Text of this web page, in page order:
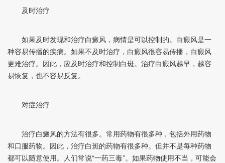
及时治疗
如果及时发现和治疗白癜风，病情是可以控制的。白癜风是一
种容易传播的疾病。如果不及时治疗，白癜风很容易传播，白癜风
更难治疗。因此，应及时治疗和控制白斑。治疗白癜风越早，越容
易恢复，也不容易反复。
对症治疗
治疗白癜风的方法有很多。常用药物有很多种，包括外用药物
和口服药物。因此，治疗白斑的药物有很多种。但并不是每种药物
都可以随意使用。人们常说“一药三毒”。如果药物使用不当，可能会